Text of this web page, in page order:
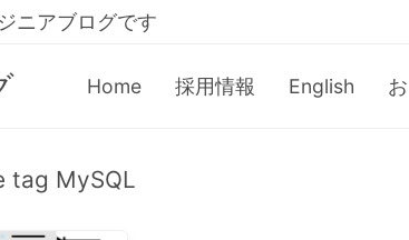
ニアブログです
Home 採用情報 English
tag MySQL